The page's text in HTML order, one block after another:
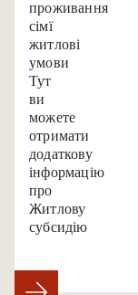
проживання
сім’ї
житлові
умови.
Тут
ви
можете
отримати
додаткову
інформацію
про
Житлову
субсидію.